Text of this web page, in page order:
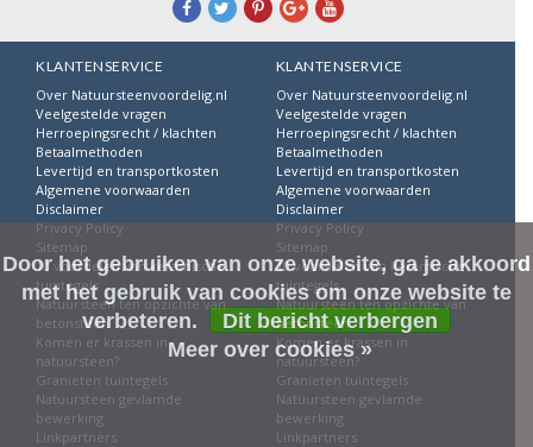
KLANTENSERVICE
Over Natuursteenvoordelig.nl
Veelgestelde vragen
Herroepingsrecht / klachten
Betaalmethoden
Levertijd en transportkosten
Algemene voorwaarden
Disclaimer
Privacy Policy
Sitemap
10 voordelen van keramische
tuintegels
Natuursteen ten opzichte van
betonsteen
Komen er krassen in
natuursteen?
Granieten tuintegels
Natuursteen gevlamde
bewerking
Linkpartners
KLANTENSERVICE
Over Natuursteenvoordelig.nl
Veelgestelde vragen
Herroepingsrecht / klachten
Betaalmethoden
Levertijd en transportkosten
Algemene voorwaarden
Disclaimer
Privacy Policy
Sitemap
10 voordelen van keramische
tuintegels
Natuursteen ten opzichte van
betonsteen
Komen er krassen in
natuursteen?
Granieten tuintegels
Natuursteen gevlamde
bewerking
Linkpartners
Door het gebruiken van onze website, ga je akkoord
met het gebruik van cookies om onze website te
verbeteren.
Dit bericht verbergen
Meer over cookies »